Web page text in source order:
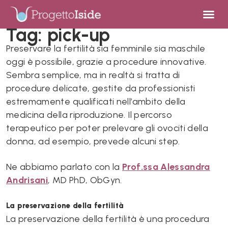
Tag:pick-up
Preservare la fertilità sia femminile sia maschile
oggi è possibile, grazie a procedure innovative.
Sembra semplice, ma in realtà si tratta di
procedure delicate, gestite da professionisti
estremamente qualificati nell’ambito della
medicina della riproduzione. Il percorso
terapeutico per poter prelevare gli ovociti della
donna, ad esempio, prevede alcuni step.
Ne abbiamo parlato con la Prof.ssa Alessandra
Andrisani, MD PhD, ObGyn.
La preservazione della fertilità
La preservazione della fertilità è una procedura